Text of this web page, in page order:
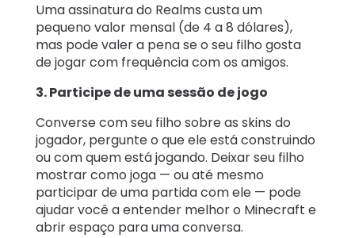
Uma assinatura do Realms custa um
pequeno valor mensal (de 4 a 8 dólares),
mas pode valer a pena se o seu filho gosta
de jogar com frequência com os amigos.
3. Participe de uma sessão de jogo
Converse com seu filho sobre as skins do
jogador, pergunte o que ele está construindo
ou com quem está jogando. Deixar seu filho
mostrar como joga — ou até mesmo
participar de uma partida com ele — pode
ajudar você a entender melhor o Minecraft e
abrir espaço para uma conversa.